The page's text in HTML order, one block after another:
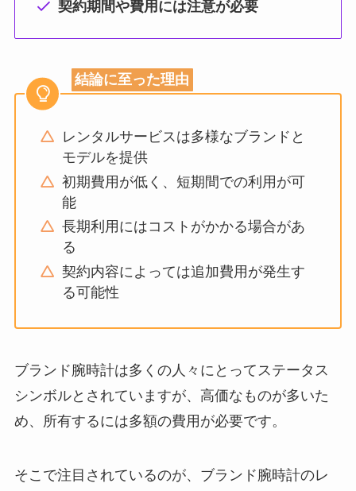
契約期間や費用には注意が必要
結論に至った理由
レンタルサービスは多様なブランドと
モデルを提供
初期費用が低く、短期間での利用が可
能
長期利用にはコストがかかる場合があ
る
契約内容によっては追加費用が発生す
る可能性
ブランド腕時計は多くの人々にとってステータス
シンボルとされていますが、高価なものが多いた
め、所有するには多額の費用が必要です。
そこで注目されているのが、ブランド腕時計のレ